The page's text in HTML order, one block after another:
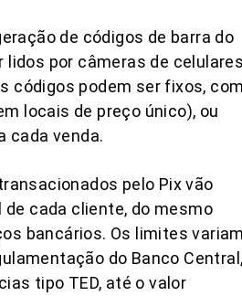
de códigos de barra do
lidos por câmeras de
códigos podem ser fixos,
locais de preço único), ou
cada venda.
pelo Pix vão
cada cliente, do mesmo
bancários. Os limites
do Banco
tipo TED, até o valor